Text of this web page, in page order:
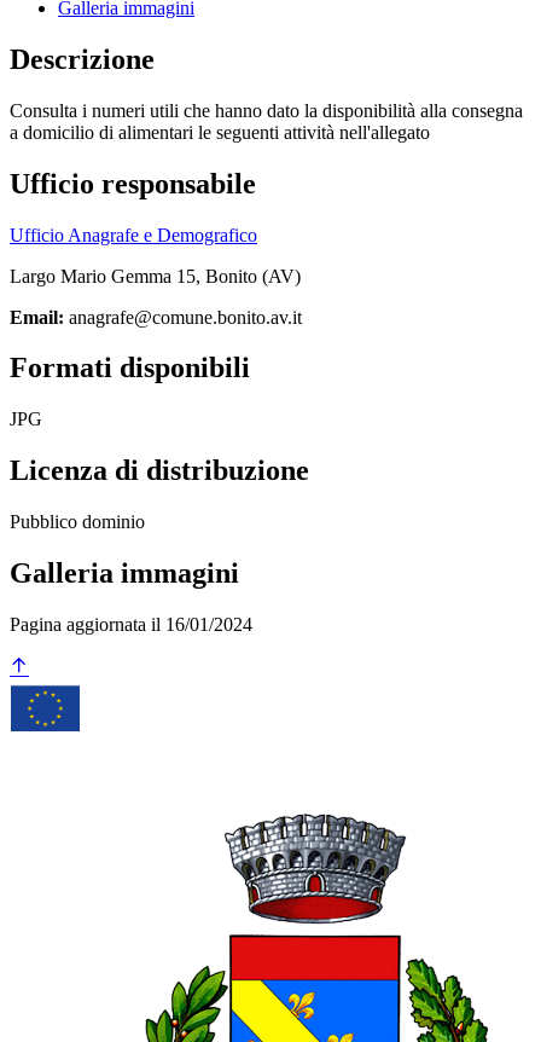
Galleria immagini
Descrizione
Consulta i numeri utili che hanno dato la disponibilità alla consegna
a domicilio di alimentari le seguenti attività nell'allegato
Ufficio responsabile
Ufficio Anagrafe e Demografico
Largo Mario Gemma 15, Bonito (AV)
Email: anagrafe@comune.bonito.av.it
Formati disponibili
JPG
Licenza di distribuzione
Pubblico dominio
Galleria immagini
Pagina aggiornata il 16/01/2024